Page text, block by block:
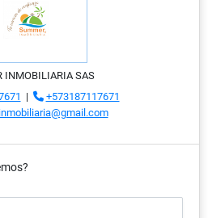
INMOBILIARIA SAS
|
+573187117671